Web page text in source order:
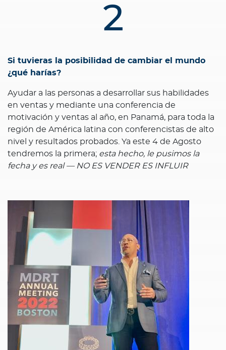
2
Si tuvieras la posibilidad de cambiar el mundo
¿qué harías?
Ayudar a las personas a desarrollar sus habilidades
en ventas y mediante una conferencia de
motivación y ventas al año, en Panamá, para toda la
región de América latina con conferencistas de alto
nivel y resultados probados. Ya este 4 de Agosto
tendremos la primera; esta hecho, le pusimos la
fecha y es real — NO ES VENDER ES INFLUIR